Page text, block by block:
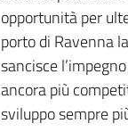
opportunità per
porto di Ravenna
sancisce
ancora più
sviluppo sempre